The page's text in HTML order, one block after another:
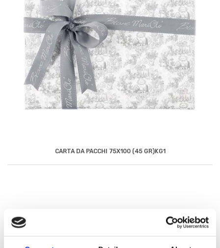
CARTA DA PACCHI 75X100 (45 GR)KG1